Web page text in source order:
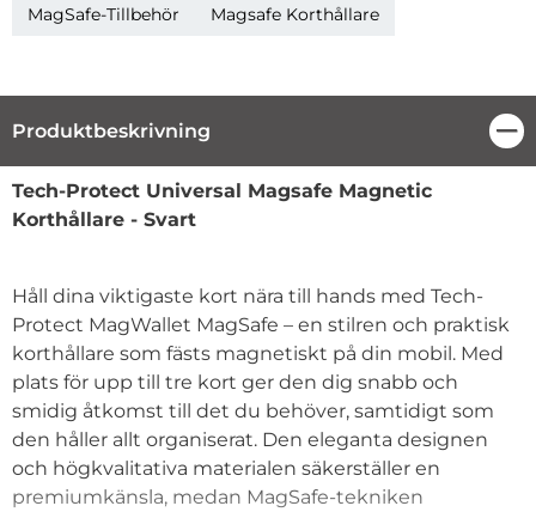
MagSafe-Tillbehör
Magsafe Korthållare
Produktbeskrivning
Produktbeskrivning
Tech-Protect Universal Magsafe Magnetic
Korthållare - Svart
Håll dina viktigaste kort nära till hands med Tech-
Protect MagWallet MagSafe – en stilren och praktisk
korthållare som fästs magnetiskt på din mobil. Med
plats för upp till tre kort ger den dig snabb och
smidig åtkomst till det du behöver, samtidigt som
den håller allt organiserat. Den eleganta designen
och högkvalitativa materialen säkerställer en
premiumkänsla, medan MagSafe-tekniken